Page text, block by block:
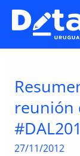
Skip
content
reunión
27/11/2012